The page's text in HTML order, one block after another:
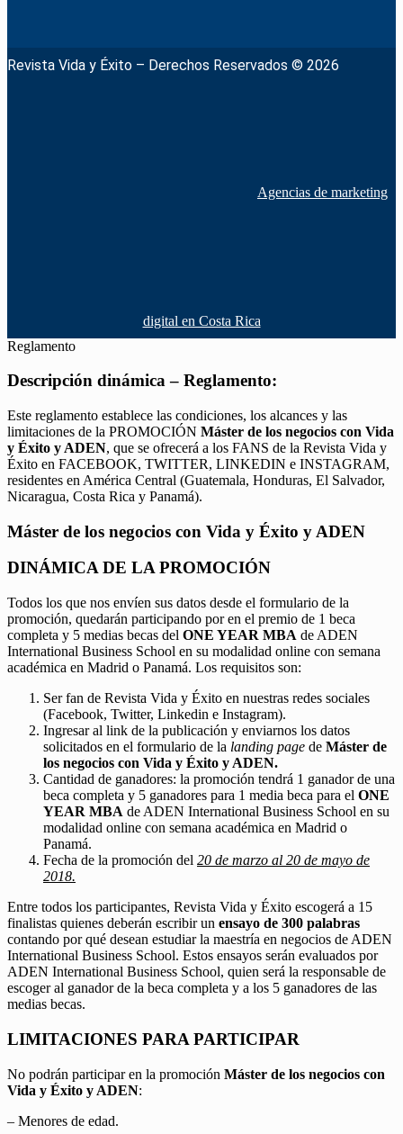
Revista Vida y Éxito – Derechos Reservados © 2026
Agencias de marketing
digital en Costa Rica
Reglamento
Descripción dinámica – Reglamento:
Este reglamento establece las condiciones, los alcances y las
limitaciones de la PROMOCIÓN Máster de los negocios con Vida
y Éxito y ADEN, que se ofrecerá a los FANS de la Revista Vida y
Éxito en FACEBOOK, TWITTER, LINKEDIN e INSTAGRAM,
residentes en América Central (Guatemala, Honduras, El Salvador,
Nicaragua, Costa Rica y Panamá).
Máster de los negocios con Vida y Éxito y ADEN
DINÁMICA DE LA PROMOCIÓN
Todos los que nos envíen sus datos desde el formulario de la
promoción, quedarán participando por en el premio de 1 beca
completa y 5 medias becas del ONE YEAR MBA de ADEN
International Business School en su modalidad online con semana
académica en Madrid o Panamá. Los requisitos son:
Ser fan de Revista Vida y Éxito en nuestras redes sociales
(Facebook, Twitter, Linkedin e Instagram).
Ingresar al link de la publicación y enviarnos los datos
solicitados en el formulario de la landing page de Máster de
los negocios con Vida y Éxito y ADEN.
Cantidad de ganadores: la promoción tendrá 1 ganador de una
beca completa y 5 ganadores para 1 media beca para el ONE
YEAR MBA de ADEN International Business School en su
modalidad online con semana académica en Madrid o
Panamá.
Fecha de la promoción del 20 de marzo al 20 de mayo de
2018.
Entre todos los participantes, Revista Vida y Éxito escogerá a 15
finalistas quienes deberán escribir un ensayo de 300 palabras
contando por qué desean estudiar la maestría en negocios de ADEN
International Business School. Estos ensayos serán evaluados por
ADEN International Business School, quien será la responsable de
escoger al ganador de la beca completa y a los 5 ganadores de las
medias becas.
LIMITACIONES PARA PARTICIPAR
No podrán participar en la promoción Máster de los negocios con
Vida y Éxito y ADEN:
– Menores de edad.